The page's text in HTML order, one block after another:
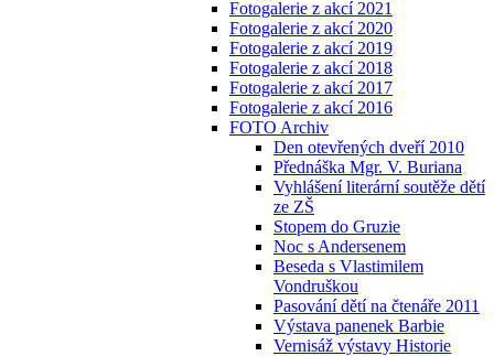
Fotogalerie z akcí 2021
Fotogalerie z akcí 2020
Fotogalerie z akcí 2019
Fotogalerie z akcí 2018
Fotogalerie z akcí 2017
Fotogalerie z akcí 2016
FOTO Archiv
Den otevřených dveří 2010
Přednáška Mgr. V. Buriana
Vyhlášení literární soutěže dětí
ze ZŠ
Stopem do Gruzie
Noc s Andersenem
Beseda s Vlastimilem
Vondruškou
Pasování dětí na čtenáře 2011
Výstava panenek Barbie
Vernisáž výstavy Historie